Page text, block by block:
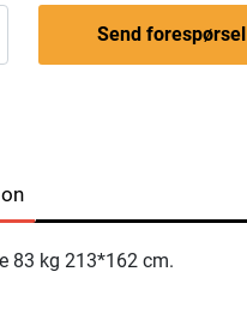
Send forespørsel
83 kg 213*162 cm.